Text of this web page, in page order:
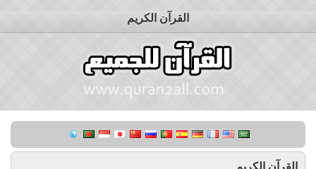
القرآن الكريم
القرآن الكريم